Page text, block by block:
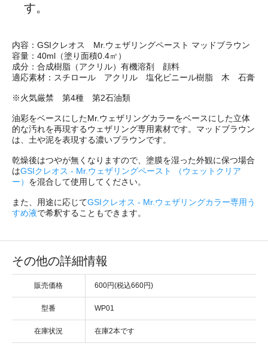
す。
内容：GSIクレオス Mr.ウェザリングペースト マッドブラウン
容量：40ml（塗り面積0.4㎡）
成分：合成樹脂（アクリル）有機溶剤 顔料
適応素材：スチロール アクリル 塩化ビニール樹脂 木 石膏
※火気厳禁 第4種 第2石油類
油彩をベースにしたMr.ウェザリングカラーをベースにした立体
的な汚れを再現するウェザリング専用素材です。マッドブラウン
は、土や泥を表現する濃いブラウンです。
乾燥後はつやが無くなりますので、塗膜を湿った外観に保つ場合
はGSIクレオス - Mr.ウェザリングペースト （ウェットクリア
ー） を混合して使用してください。
また、用途に応じてGSIクレオス - Mr.ウェザリングカラー専用う
すめ液で希釈することもできます。
その他の詳細情報
販売価格 600円(税込660円)
型番 WP01
在庫状況 在庫2本です